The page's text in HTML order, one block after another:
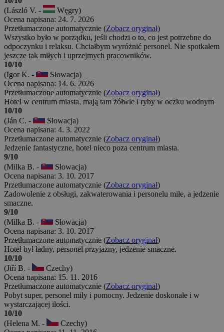
(László V. -
Węgry)
Ocena napisana: 24. 7. 2026
Przetłumaczone automatycznie (Zobacz oryginał)
Wszystko było w porządku, jeśli chodzi o to, co jest potrzebne do
odpoczynku i relaksu. Chciałbym wyróżnić personel. Nie spotkałem
jeszcze tak miłych i uprzejmych pracowników.
10/10
(Igor K. -
Słowacja)
Ocena napisana: 14. 6. 2026
Przetłumaczone automatycznie (Zobacz oryginał)
Hotel w centrum miasta, mają tam żółwie i ryby w oczku wodnym
10/10
(Ján C. -
Słowacja)
Ocena napisana: 4. 3. 2022
Przetłumaczone automatycznie (Zobacz oryginał)
Jedzenie fantastyczne, hotel nieco poza centrum miasta.
9/10
(Milka B. -
Słowacja)
Ocena napisana: 3. 10. 2017
Przetłumaczone automatycznie (Zobacz oryginał)
Zadowolenie z obsługi, zakwaterowania i personelu miłe, a jedzenie
smaczne.
9/10
(Milka B. -
Słowacja)
Ocena napisana: 3. 10. 2017
Przetłumaczone automatycznie (Zobacz oryginał)
Hotel był ładny, personel przyjazny, jedzenie smaczne.
10/10
(Jiří B. -
Czechy)
Ocena napisana: 15. 11. 2016
Przetłumaczone automatycznie (Zobacz oryginał)
Pobyt super, personel miły i pomocny. Jedzenie doskonałe i w
wystarczającej ilości.
10/10
(Helena M. -
Czechy)